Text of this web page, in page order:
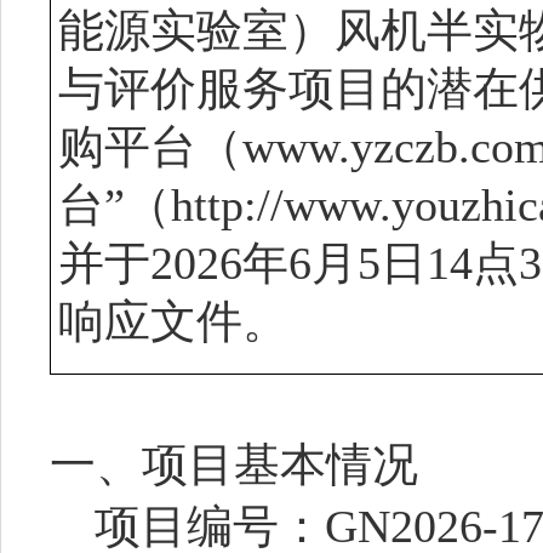
能源实验室）
风机半实
与评价服务项目的潜在
购平台（
台”（http://
并于2026年6月 5 日 14点
响应文件。
一、项目基本情况
项目编号： GN2026-